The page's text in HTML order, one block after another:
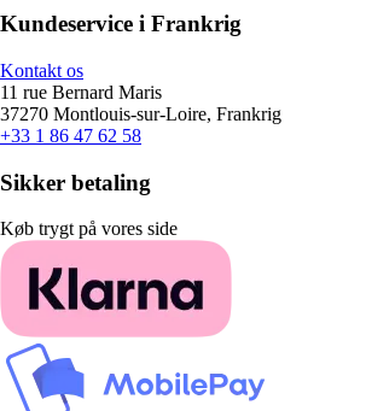
Kundeservice i Frankrig
Kontakt os
11 rue Bernard Maris
37270 Montlouis-sur-Loire, Frankrig
+33 1 86 47 62 58
Sikker betaling
Køb trygt på vores side